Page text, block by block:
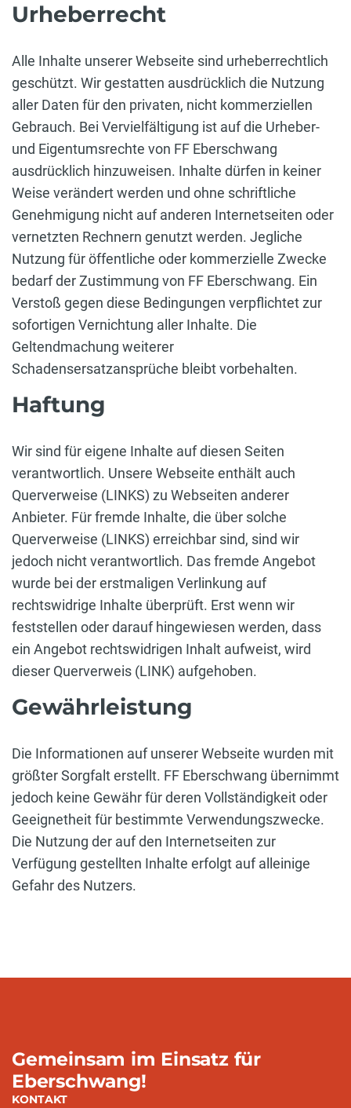
Urheberrecht
Alle Inhalte unserer Webseite sind urheberrechtlich
geschützt. Wir gestatten ausdrücklich die Nutzung
aller Daten für den privaten, nicht kommerziellen
Gebrauch. Bei Vervielfältigung ist auf die Urheber-
und Eigentumsrechte von FF Eberschwang
ausdrücklich hinzuweisen. Inhalte dürfen in keiner
Weise verändert werden und ohne schriftliche
Genehmigung nicht auf anderen Internetseiten oder
vernetzten Rechnern genutzt werden. Jegliche
Nutzung für öffentliche oder kommerzielle Zwecke
bedarf der Zustimmung von FF Eberschwang. Ein
Verstoß gegen diese Bedingungen verpflichtet zur
sofortigen Vernichtung aller Inhalte. Die
Geltendmachung weiterer
Schadensersatzansprüche bleibt vorbehalten.
Haftung
Wir sind für eigene Inhalte auf diesen Seiten
verantwortlich. Unsere Webseite enthält auch
Querverweise (LINKS) zu Webseiten anderer
Anbieter. Für fremde Inhalte, die über solche
Querverweise (LINKS) erreichbar sind, sind wir
jedoch nicht verantwortlich. Das fremde Angebot
wurde bei der erstmaligen Verlinkung auf
rechtswidrige Inhalte überprüft. Erst wenn wir
feststellen oder darauf hingewiesen werden, dass
ein Angebot rechtswidrigen Inhalt aufweist, wird
dieser Querverweis (LINK) aufgehoben.
Gewährleistung
Die Informationen auf unserer Webseite wurden mit
größter Sorgfalt erstellt. FF Eberschwang übernimmt
jedoch keine Gewähr für deren Vollständigkeit oder
Geeignetheit für bestimmte Verwendungszwecke.
Die Nutzung der auf den Internetseiten zur
Verfügung gestellten Inhalte erfolgt auf alleinige
Gefahr des Nutzers.
Gemeinsam im Einsatz für
Eberschwang!
KONTAKT